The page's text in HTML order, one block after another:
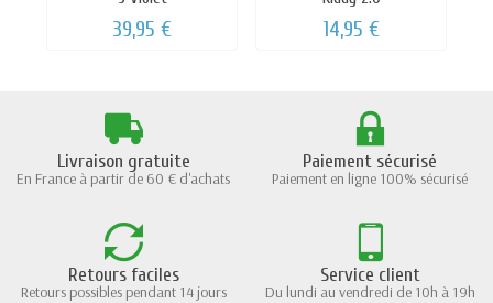
39,95 € 14,95 €
Livraison gratuite
En France à partir de 60 € d'achats
Paiement sécurisé
Paiement en ligne 100% sécurisé
Retours faciles
Retours possibles pendant 14 jours
Service client
Du lundi au vendredi de 10h à 19h